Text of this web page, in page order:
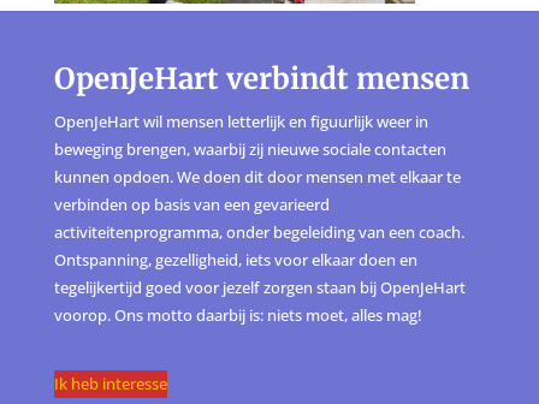
OpenJeHart verbindt mensen
OpenJeHart wil mensen letterlijk en figuurlijk weer in
beweging brengen, waarbij zij nieuwe sociale contacten
kunnen opdoen. We doen dit door mensen met elkaar te
verbinden op basis van een gevarieerd
activiteitenprogramma, onder begeleiding van een coach.
Ontspanning, gezelligheid, iets voor elkaar doen en
tegelijkertijd goed voor jezelf zorgen staan bij OpenJeHart
voorop. Ons motto daarbij is: niets moet, alles mag!
Ik heb interesse